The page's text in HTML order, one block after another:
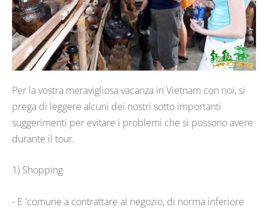
Per la vostra meravigliosa vacanza in Vietnam con noi, si
prega di leggere alcuni dei nostri sotto importanti
suggerimenti per evitare i problemi che si possono avere
durante il tour.
1) Shopping
- E 'comune a contrattare al negozio, di norma inferiore